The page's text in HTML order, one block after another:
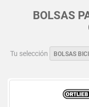
BOLSAS
Tu selección BOLSAS